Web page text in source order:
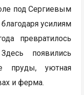
под Сергиевым
усилиям
превратилось
появились
пруды, уютная
и ферма.